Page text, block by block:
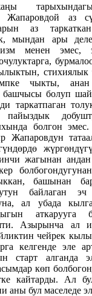
аз
аз таркаткан
мындан ары
менен эмес,
стихиялык
чыкты,
башчысы болуп
таркатпаган
болгон
Жапаровдун
жагынан
башынан
байлаган
ал убада
Азырынча ал
чейрек
келгенде эле
старт алганда
көп
кайтарды. Ал
аны бул маселеде